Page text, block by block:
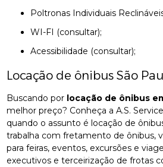
Poltronas Individuais
WI-FI (consultar);
Acessibilidade (consultar);
Locação de ônibus São
Buscando por locação de ônibus
melhor preço? Conheça a A.S.
quando o assunto é locação de
trabalha com fretamento de ônibus,
para feiras, eventos, excursões e
executivos e terceirização de frotas